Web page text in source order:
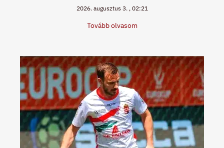
2026. augusztus 3. 02:21
Tovább olvasom